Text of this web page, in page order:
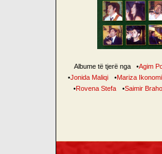
Albume të tjerë nga •Agim
•Jonida Maliqi •Mariza Ikonomi
•Rovena Stefa •Saimir Braho